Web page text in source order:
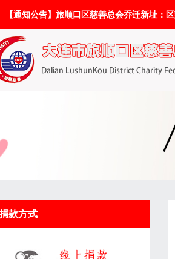
【通知公告】旅顺口区慈善总会乔迁新址
款方式